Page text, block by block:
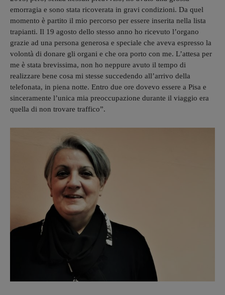
emorragia e sono stata ricoverata in gravi condizioni. Da quel
momento è partito il mio percorso per essere inserita nella lista
trapianti. Il 19 agosto dello stesso anno ho ricevuto l’organo
grazie ad una persona generosa e speciale che aveva espresso la
volontà di donare gli organi e che ora porto con me. L’attesa per
me è stata brevissima, non ho neppure avuto il tempo di
realizzare bene cosa mi stesse succedendo all’arrivo della
telefonata, in piena notte. Entro due ore dovevo essere a Pisa e
sinceramente l’unica mia preoccupazione durante il viaggio era
quella di non trovare traffico”.